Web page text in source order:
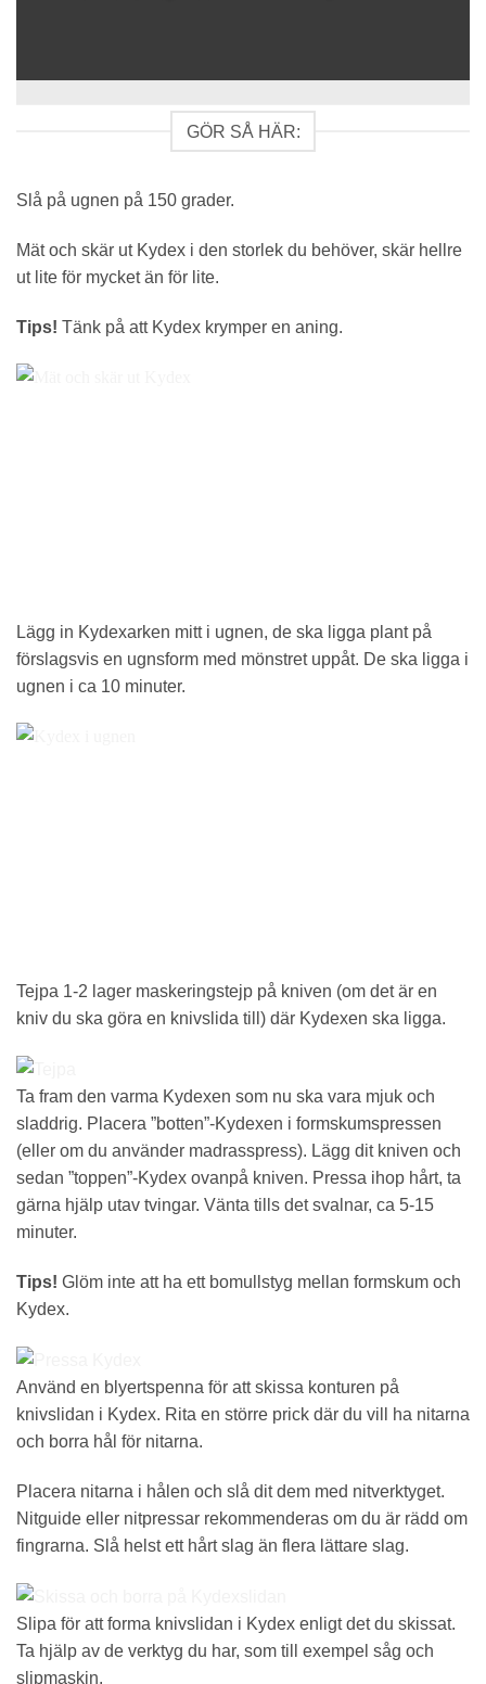
GÖR SÅ HÄR:
Slå på ugnen på 150 grader.
Mät och skär ut Kydex i den storlek du behöver, skär hellre
ut lite för mycket än för lite.
Tips! Tänk på att Kydex krymper en aning.
Lägg in Kydexarken mitt i ugnen, de ska ligga plant på
förslagsvis en ugnsform med mönstret uppåt. De ska ligga i
ugnen i ca 10 minuter.
Tejpa 1-2 lager maskeringstejp på kniven (om det är en
kniv du ska göra en knivslida till) där Kydexen ska ligga.
Ta fram den varma Kydexen som nu ska vara mjuk och
sladdrig. Placera ”botten”-Kydexen i formskumspressen
(eller om du använder madrasspress). Lägg dit kniven och
sedan ”toppen”-Kydex ovanpå kniven. Pressa ihop hårt, ta
gärna hjälp utav tvingar. Vänta tills det svalnar, ca 5-15
minuter.
Tips! Glöm inte att ha ett bomullstyg mellan formskum och
Kydex.
Använd en blyertspenna för att skissa konturen på
knivslidan i Kydex. Rita en större prick där du vill ha nitarna
och borra hål för nitarna.
Placera nitarna i hålen och slå dit dem med nitverktyget.
Nitguide eller nitpressar rekommenderas om du är rädd om
fingrarna. Slå helst ett hårt slag än flera lättare slag.
Slipa för att forma knivslidan i Kydex enligt det du skissat.
Ta hjälp av de verktyg du har, som till exempel såg och
slipmaskin.